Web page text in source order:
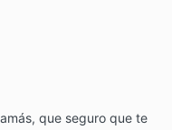
que seguro que te